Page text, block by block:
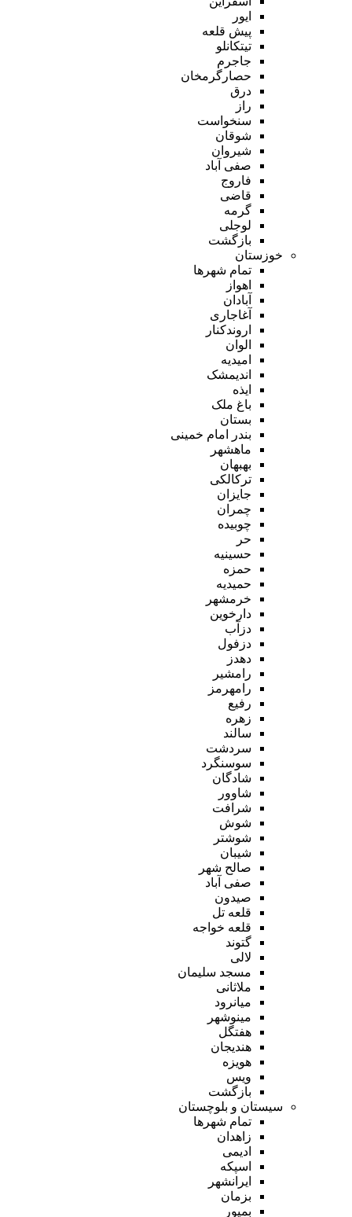
ایور
پیش قلعه
تیتکانلو
جاجرم
حصارگرمخان
درق
راز
سنخواست
شوقان
شیروان
صفی آباد
فاروج
قاضی
گرمه
لوجلی
بازگشت
خوزستان
تمام شهر‌ها
اهواز
آبادان
آغاجاری
اروندکنار
الوان
امیدیه
اندیمشک
ایذه
باغ ملک
بستان
بندر امام خمینی
ماهشهر
بهبهان
ترکالکی
جایزان
چمران
چوبیده
حر
حسینیه
حمزه
حمیدیه
خرمشهر
دارخوین
دزآب
دزفول
دهدز
رامشیر
رامهرمز
رفیع
زهره
سالند
سردشت
سوسنگرد
شادگان
شاوور
شرافت
شوش
شوشتر
شیبان
صالح شهر
صفی آباد
صیدون
قلعه تل
قلعه خواجه
گتوند
لالی
مسجد سلیمان
ملاثانی
میانرود
مینوشهر
هفتگل
هندیجان
هویزه
ویس
بازگشت
سیستان و بلوچستان
تمام شهر‌ها
زاهدان
ادیمی
اسپکه
ایرانشهر
بزمان
بمپور